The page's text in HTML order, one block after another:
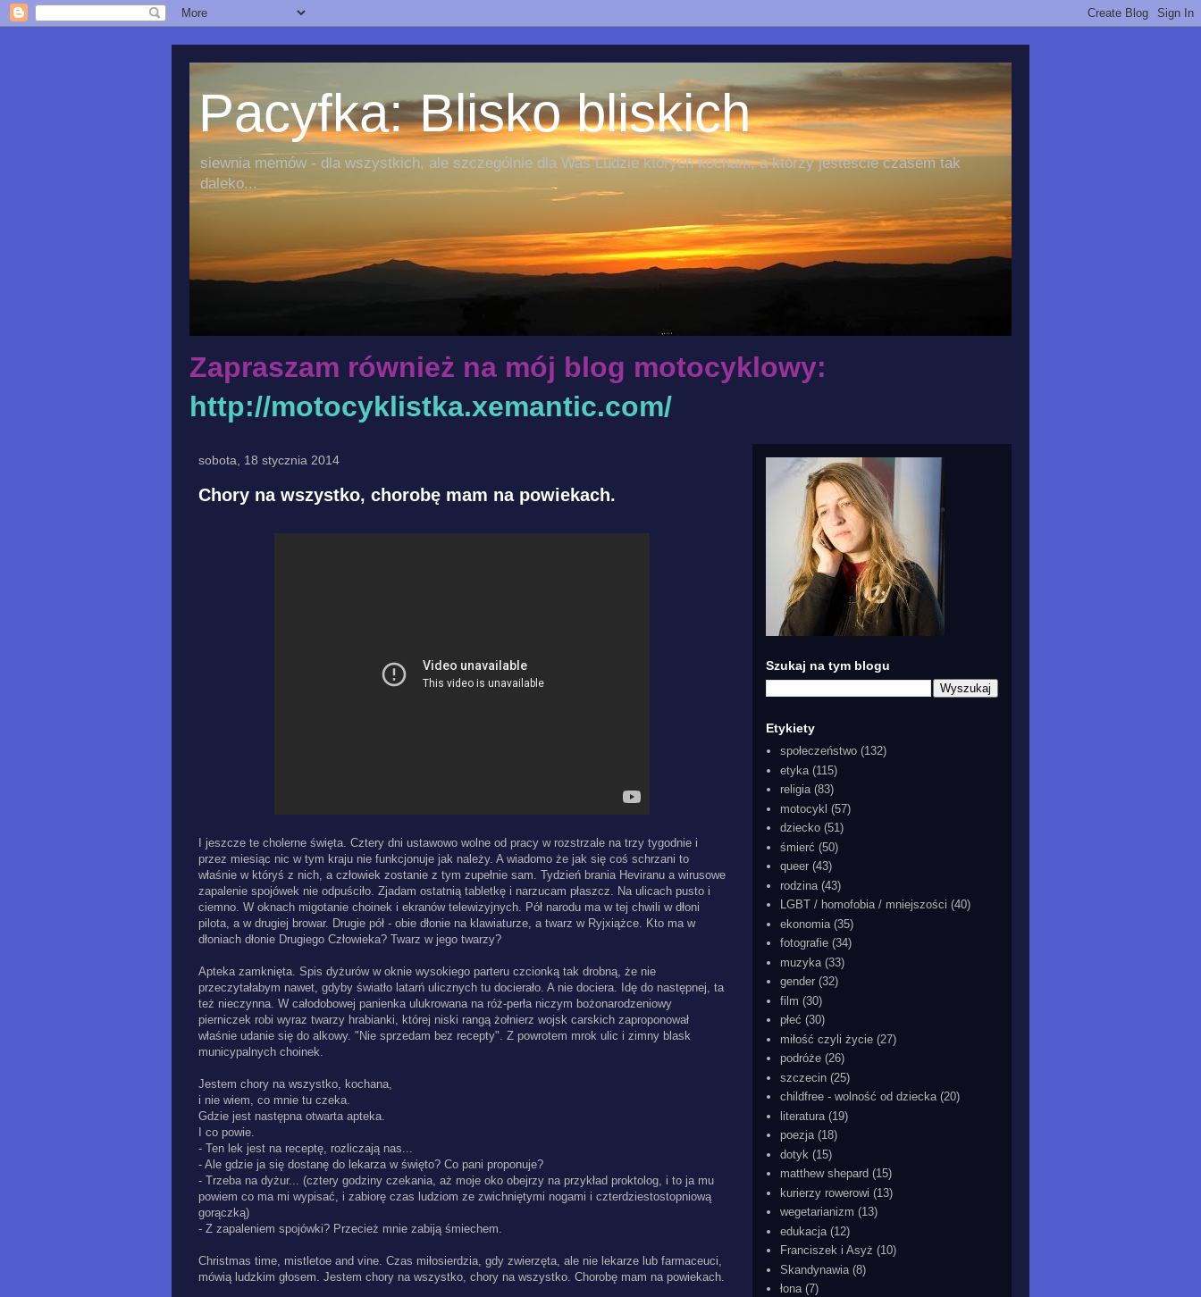
Pacyfka: Blisko bliskich
siewnia memów - dla wszystkich, ale szczególnie dla Was Ludzie których kocham, a którzy jesteście czasem tak
daleko...
Zapraszam również na mój blog motocyklowy:
http://motocyklistka.xemantic.com/
sobota, 18 stycznia 2014
Chory na wszystko, chorobę mam na powiekach.
I jeszcze te cholerne święta. Cztery dni ustawowo wolne od pracy w rozstrzale na trzy tygodnie i
przez miesiąc nic w tym kraju nie funkcjonuje jak należy. A wiadomo że jak się coś schrzani to
właśnie w któryś z nich, a człowiek zostanie z tym zupełnie sam. Tydzień brania Heviranu a wirusowe
zapalenie spojówek nie odpuściło. Zjadam ostatnią tabletkę i narzucam płaszcz. Na ulicach pusto i
ciemno. W oknach migotanie choinek i ekranów telewizyjnych. Pół narodu ma w tej chwili w dłoni
pilota, a w drugiej browar. Drugie pół - obie dłonie na klawiaturze, a twarz w Ryjxiążce. Kto ma w
dłoniach dłonie Drugiego Człowieka? Twarz w jego twarzy?
Apteka zamknięta. Spis dyżurów w oknie wysokiego parteru czcionką tak drobną, że nie
przeczytałabym nawet, gdyby światło latarń ulicznych tu docierało. A nie dociera. Idę do następnej, ta
też nieczynna. W całodobowej panienka ulukrowana na róż-perła niczym bożonarodzeniowy
pierniczek robi wyraz twarzy hrabianki, której niski rangą żołnierz wojsk carskich zaproponował
właśnie udanie się do alkowy. "Nie sprzedam bez recepty". Z powrotem mrok ulic i zimny blask
municypalnych choinek.
Jestem chory na wszystko, kochana,
i nie wiem, co mnie tu czeka.
Gdzie jest następna otwarta apteka.
I co powie.
- Ten lek jest na receptę, rozliczają nas...
- Ale gdzie ja się dostanę do lekarza w święto? Co pani proponuje?
- Trzeba na dyżur... (cztery godziny czekania, aż moje oko obejrzy na przykład proktolog, i to ja mu
powiem co ma mi wypisać, i zabiorę czas ludziom ze zwichniętymi nogami i czterdziestostopniową
gorączką)
- Z zapaleniem spojówki? Przecież mnie zabiją śmiechem.
Christmas time, mistletoe and vine. Czas miłosierdzia, gdy zwierzęta, ale nie lekarze lub farmaceuci,
mówią ludzkim głosem. Jestem chory na wszystko, chory na wszystko. Chorobę mam na powiekach.
Szukaj na tym blogu
Etykiety
społeczeństwo (132)
etyka (115)
religia (83)
motocykl (57)
dziecko (51)
śmierć (50)
queer (43)
rodzina (43)
LGBT / homofobia / mniejszości (40)
ekonomia (35)
fotografie (34)
muzyka (33)
gender (32)
film (30)
płeć (30)
miłość czyli życie (27)
podróże (26)
szczecin (25)
childfree - wolność od dziecka (20)
literatura (19)
poezja (18)
dotyk (15)
matthew shepard (15)
kurierzy rowerowi (13)
wegetarianizm (13)
edukacja (12)
Franciszek i Asyż (10)
Skandynawia (8)
łona (7)